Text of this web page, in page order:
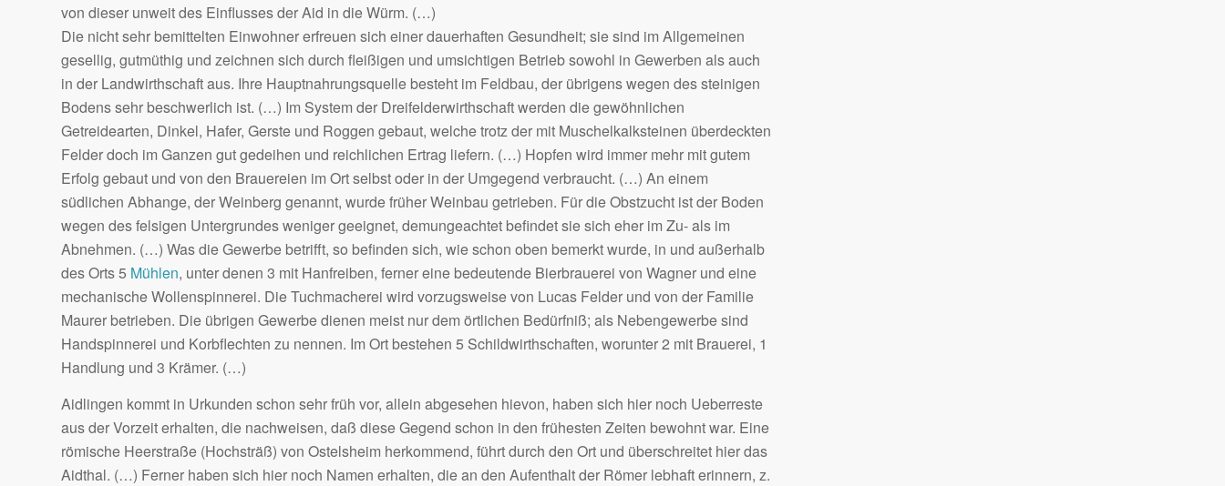
von dieser unweit des Einflusses der Aid in die Würm. (…)
Die nicht sehr bemittelten Einwohner erfreuen sich einer dauerhaften Gesundheit; sie sind im Allgemeinen
gesellig, gutmüthig und zeichnen sich durch fleißigen und umsichtigen Betrieb sowohl in Gewerben als auch
in der Landwirthschaft aus. Ihre Hauptnahrungsquelle besteht im Feldbau, der übrigens wegen des steinigen
Bodens sehr beschwerlich ist. (…) Im System der Dreifelderwirthschaft werden die gewöhnlichen
Getreidearten, Dinkel, Hafer, Gerste und Roggen gebaut, welche trotz der mit Muschelkalksteinen überdeckten
Felder doch im Ganzen gut gedeihen und reichlichen Ertrag liefern. (…) Hopfen wird immer mehr mit gutem
Erfolg gebaut und von den Brauereien im Ort selbst oder in der Umgegend verbraucht. (…) An einem
südlichen Abhange, der Weinberg genannt, wurde früher Weinbau getrieben. Für die Obstzucht ist der Boden
wegen des felsigen Untergrundes weniger geeignet, demungeachtet befindet sie sich eher im Zu- als im
Abnehmen. (…) Was die Gewerbe betrifft, so befinden sich, wie schon oben bemerkt wurde, in und außerhalb
des Orts 5 Mühlen, unter denen 3 mit Hanfreiben, ferner eine bedeutende Bierbrauerei von Wagner und eine
mechanische Wollenspinnerei. Die Tuchmacherei wird vorzugsweise von Lucas Felder und von der Familie
Maurer betrieben. Die übrigen Gewerbe dienen meist nur dem örtlichen Bedürfniß; als Nebengewerbe sind
Handspinnerei und Korbflechten zu nennen. Im Ort bestehen 5 Schildwirthschaften, worunter 2 mit Brauerei, 1
Handlung und 3 Krämer. (…)
Aidlingen kommt in Urkunden schon sehr früh vor, allein abgesehen hievon, haben sich hier noch Ueberreste
aus der Vorzeit erhalten, die nachweisen, daß diese Gegend schon in den frühesten Zeiten bewohnt war. Eine
römische Heerstraße (Hochsträß) von Ostelsheim herkommend, führt durch den Ort und überschreitet hier das
Aidthal. (…) Ferner haben sich hier noch Namen erhalten, die an den Aufenthalt der Römer lebhaft erinnern, z.